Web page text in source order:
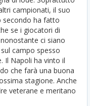
campionati, il suo
secondo ha fatto
se i giocatori di
ci siano
campo spesso
Il Napoli ha vinto il
che farà una buona
stagione. Anche
veterane e meritano